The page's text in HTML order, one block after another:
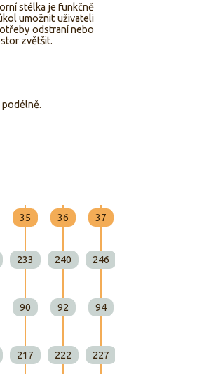
stélka je funkčně
umožnit uživateli
odstraní nebo
zvětšit.
podélně.
35 36 37
233 240 246
90 92 94
217 222 227